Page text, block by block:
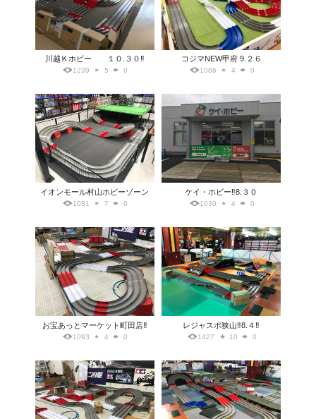
川越Ｋホビー １０.３０‼️
1239 5 0
コジマNEW甲府 9.２６
1086 4 0
イオンモール村山ホビーゾーン
1081 7 0
ケイ・ホビー‼️8.３０
1030 4 0
お宝あっとマーケット町田店‼️
1093 4 0
レジャスポ狭山‼️8.４‼️
1427 10 0